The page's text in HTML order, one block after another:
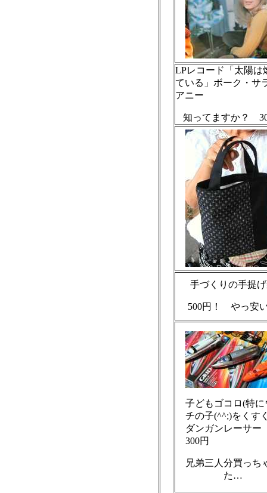
LPレコード「太陽は
ている」ボーク・サ
アニー
知ってますか？
手づくりの手提
500円！ やっ安
子どもゴコロ(特に
チの子(^^;)をくす
ダンガンレーサ
300円
兄弟三人分買っち
た…